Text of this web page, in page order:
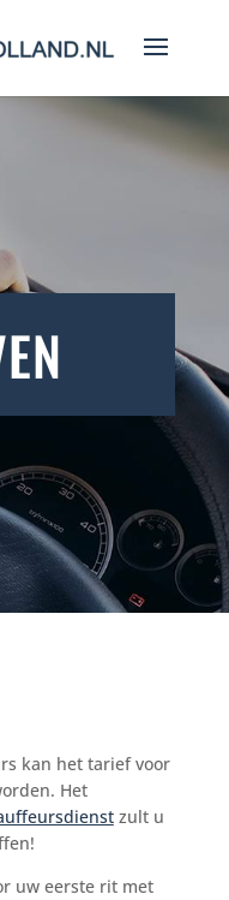
kan het tarief voor
Het
zult u
uw eerste rit met